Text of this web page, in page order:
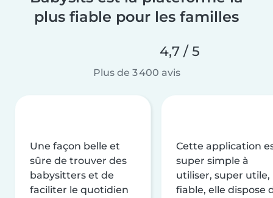
plus fiable pour les familles
4,7 / 5
Plus de 3 400 avis
Une façon belle et
sûre de trouver des
babysitters et de
faciliter le quotidien
Cette application
super simple à
utiliser, super utile,
fiable, elle dispose